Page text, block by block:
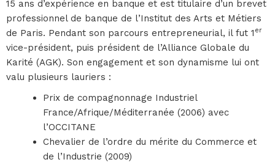
15 ans d’expérience en banque et est titulaire d’un brevet
professionnel de banque de l’Institut des Arts et Métiers
de Paris. Pendant son parcours entrepreneurial, il fut 1 er
vice-président, puis président de l’Alliance Globale du
Karité (AGK). Son engagement et son dynamisme lui ont
valu plusieurs lauriers :
Prix de compagnonnage Industriel
France/Afrique/Méditerranée (2006) avec
l’OCCITANE
Chevalier de l’ordre du mérite du Commerce et
de l’Industrie (2009)